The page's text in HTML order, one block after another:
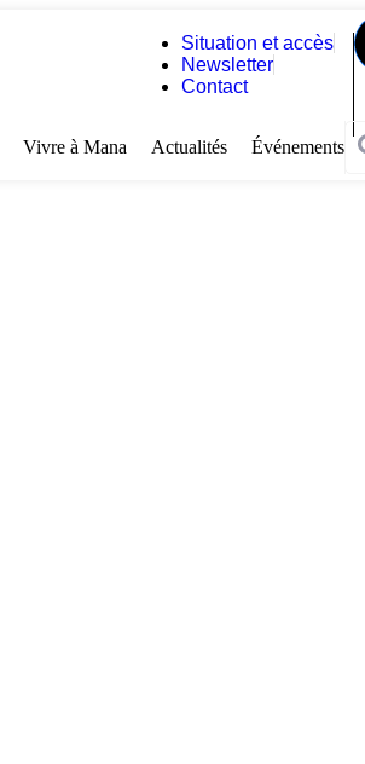
Situation et accès
Newsletter
Contact
Vivre à Mana Actualités Événements